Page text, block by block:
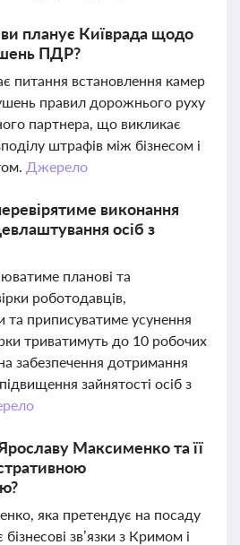
планує Київрада щодо
ПДР?
питання встановлення камер
правил дорожнього руху
партнера, що викликає
штрафів між бізнесом і
Джерело
виконання
осіб з
планові та
роботодавців,
приписуватиме усунення
триватимуть до 10 робочих
забезпечення дотримання
зайнятості осіб з
Максименко та її
яка претендує на посаду
зв’язки з Кримом і